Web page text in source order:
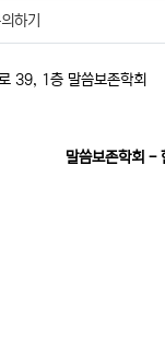
하기
39, 1층 말씀보존학회
말씀보존학회 -